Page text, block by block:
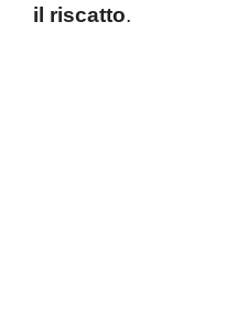
il riscatto.